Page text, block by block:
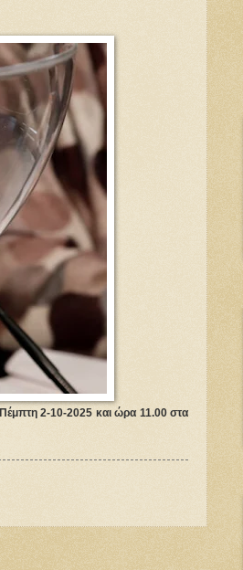
Πέμπτη 2-10-2025 και ώρα 11.00 στα